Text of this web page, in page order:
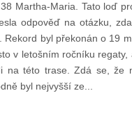
Martha-Maria. Tato loď
odpověď na otázku,
Rekord byl překonán o 19
v letošním ročníku
na této trase. Zdá se, že
byl nejvyšší ze...